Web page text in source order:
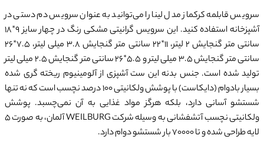
سرویس قابلمه کرکماز مدل لینا را می‌توانید به عنوان سرویس دم دستی در
آشپزخانه استفاده کنید. این سرویس گرانیتی مشکی رنگ در چهار سایز 9*18
سانتی متر گنجایش 2 لیتر، 11*22 سانتی متر گنجایش 3.8 میلی لیتر، 7.5*26
سانتی متر گنجایش 3.5 میلی لیتر و 5.5*26 سانتی متر گنجایش 2.5 میلی لیتر
تولید شده است. جنس بدنه این ست آشپزی از آلومینیوم ریخته گری شده
بسیار بادوام (دایکاست) با پوشش ولکانیتی 100 درصد نچسب است که نه تنها
شستشو آسانی دارد، بلکه هرگز مواد غذایی به آن نمی‌چسبد. پوشش
ولکانیتی نچسب آتشفشانی به وسیله شرکت WEILBURG آلمان، به صورت 5
لایه طراحی شده و تا 70000 بار شستشو دوام دارد.